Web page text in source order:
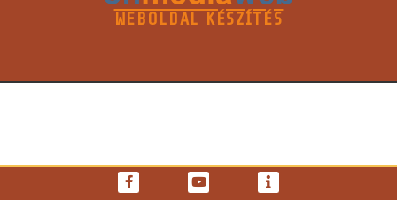
WEBOLDAL KÉSZÍTÉS